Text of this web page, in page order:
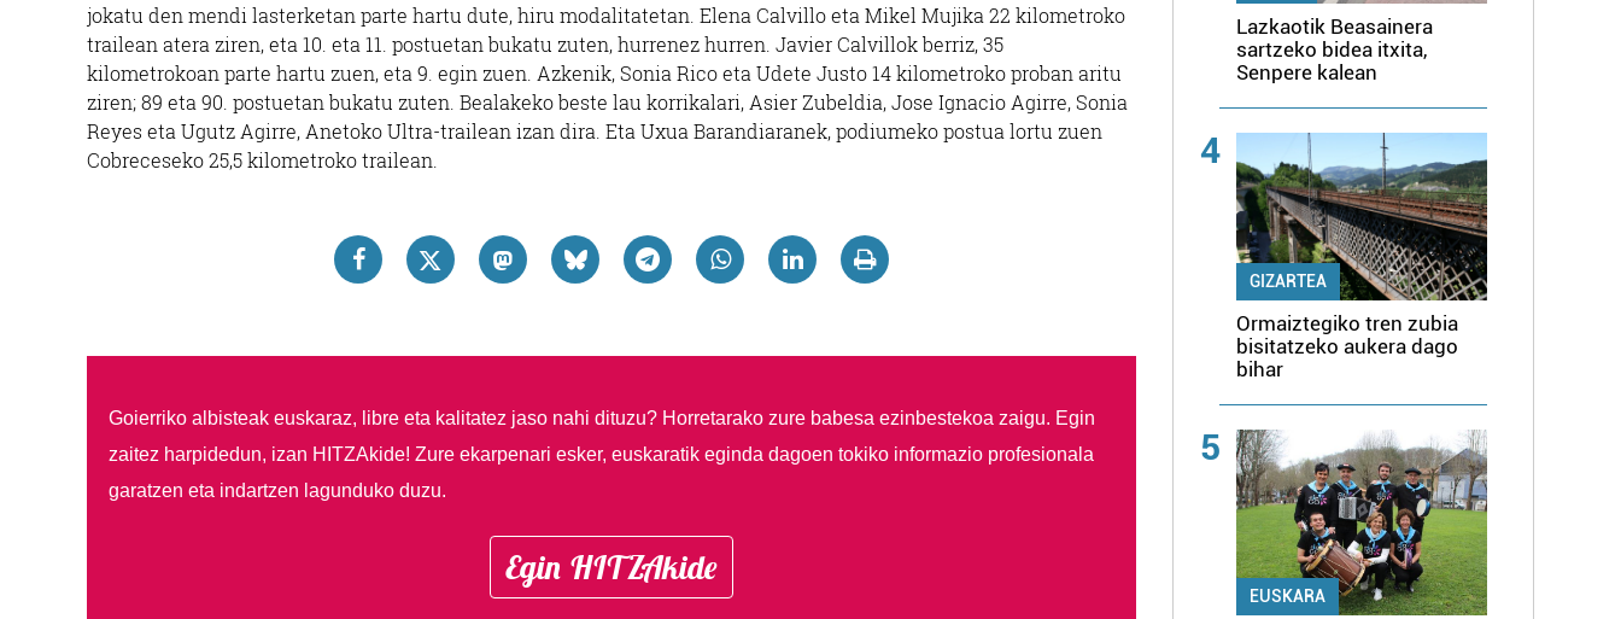
jokatu den mendi lasterketan parte hartu dute, hiru modalitatetan. Elena Calvillo eta Mikel Mujika 22 kilometroko
trailean atera ziren, eta 10. eta 11. postuetan bukatu zuten, hurrenez hurren. Javier Calvillok berriz, 35
kilometrokoan parte hartu zuen, eta 9. egin zuen. Azkenik, Sonia Rico eta Udete Justo 14 kilometroko proban aritu
ziren; 89 eta 90. postuetan bukatu zuten. Bealakeko beste lau korrikalari, Asier Zubeldia, Jose Ignacio Agirre, Sonia
Reyes eta Ugutz Agirre, Anetoko Ultra-trailean izan dira. Eta Uxua Barandiaranek, podiumeko postua lortu zuen
Cobreceseko 25,5 kilometroko trailean.
Goierriko albisteak euskaraz, libre eta kalitatez jaso nahi dituzu? Horretarako zure babesa ezinbestekoa zaigu. Egin
zaitez harpidedun, izan HITZAkide! Zure ekarpenari esker, euskaratik eginda dagoen tokiko informazio profesionala
garatzen eta indartzen lagunduko duzu.
Egin HITZAkide
Lazkaotik Beasainera
sartzeko bidea itxita,
Senpere kalean
4
GIZARTEA
Ormaiztegiko tren zubia
bisitatzeko aukera dago
bihar
5
EUSKARA